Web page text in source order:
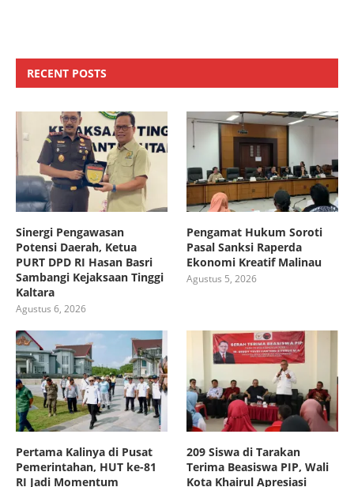
RECENT POSTS
Sinergi Pengawasan
Potensi Daerah, Ketua
PURT DPD RI Hasan Basri
Sambangi Kejaksaan Tinggi
Kaltara
Agustus 6, 2026
Pengamat Hukum Soroti
Pasal Sanksi Raperda
Ekonomi Kreatif Malinau
Agustus 5, 2026
Pertama Kalinya di Pusat
Pemerintahan, HUT ke-81
RI Jadi Momentum
209 Siswa di Tarakan
Terima Beasiswa PIP, Wali
Kota Khairul Apresiasi